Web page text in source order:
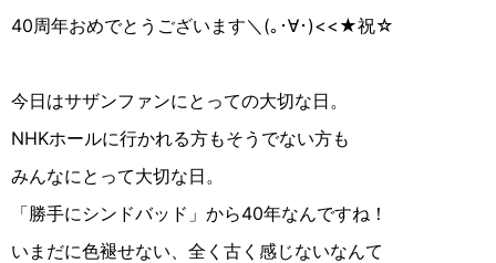
40周年おめでとうございます＼(｡･∀︎･)<<★︎祝☆︎
今日はサザンファンにとっての大切な日。
NHKホールに行かれる方もそうでない方も
みんなにとって大切な日。
「勝手にシンドバッド」から40年なんですね！
いまだに色褪せない、全く古く感じないなんて